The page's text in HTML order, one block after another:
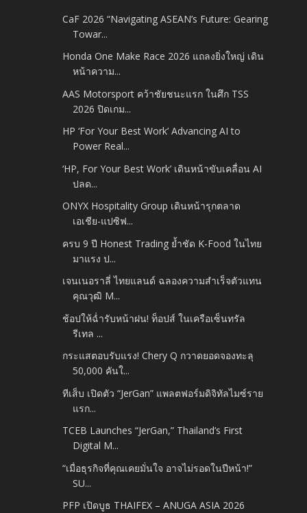
CaF 2026 “Navigating ASEAN’s Future: Gearing
Towar...
Honda One Make Race 2026 แถลงยิ่งใหญ่ เดิน
หน้าความ...
AAS Motorsport คว้าชัยชนะแรก ในศึก TSS
2026 ปิดเกม...
HP ‘For Your Best Work’ Advancing AI to
Power Real...
‘HP, For Your Best Work’ เดินหน้าขับเคลื่อน AI
ปลด...
ONYX Hospitality Group เดินหน้ารุกตลาด
เอเชีย-แปซิฟ...
ครบ 9 ปี Honest Trading ย้ำชัด K-Food ในไทย
มาแรง ป...
เจนเนอราลี่ ไทยแลนด์ ฉลองความสำเร็จตัวแทน
คุณวุฒิ M...
ช้อปให้ฉ่ำรับหน้าฝน! ท็อปส์ ในเครือเซ็นทรัล
รีเทล ...
กระแสตอบรับแรง! Chery Q กวาดยอดจองทะลุ
50,000 คันใ...
ทีเส็บ เปิดตัว “JerGan” แพลตฟอร์มดิจิทัลไมซ์ราย
แรก...
TCEB Launches “JerGan,” Thailand’s First
Digital M...
“เมื่อธุรกิจที่คุณเคยมั่นใจ อาจไม่รอดในปีหน้า!”
SU...
PFP เปิดบูธ THAIFEX – ANUGA ASIA 2026